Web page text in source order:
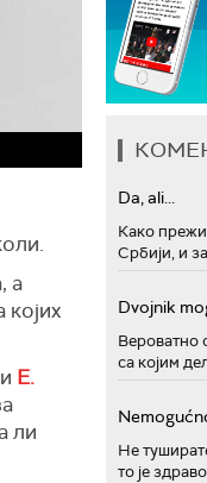
а
којих
Е.
ли
Da, ali...
Како
Србији, и
Dvojnik
Вероватно
са којим
Не
то је здраво